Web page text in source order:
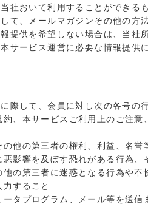
社おいて利用することができる
て、メールマガジンその他の方
提供を希望しない場合は、当
サービス運営に必要な情報提
際して、会員に対し次の各号の
、本サービスご利用上のご注
他の第三者の権利、利益、名誉
影響を及ぼす恐れがある行為
の第三者に迷惑となる行為や不
すること
タプログラム、メール等を送信